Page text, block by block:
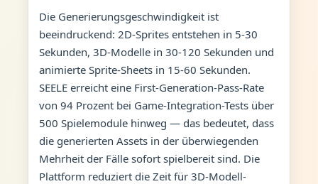
Die Generierungsgeschwindigkeit ist
beeindruckend: 2D-Sprites entstehen in 5-30
Sekunden, 3D-Modelle in 30-120 Sekunden und
animierte Sprite-Sheets in 15-60 Sekunden.
SEELE erreicht eine First-Generation-Pass-Rate
von 94 Prozent bei Game-Integration-Tests über
500 Spielemodule hinweg — das bedeutet, dass
die generierten Assets in der überwiegenden
Mehrheit der Fälle sofort spielbereit sind. Die
Plattform reduziert die Zeit für 3D-Modell-